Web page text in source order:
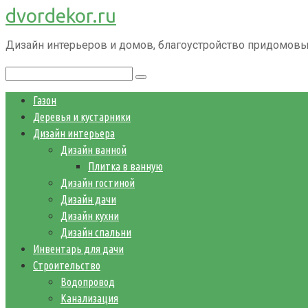
Перейти
к
контенту
dvordekor.ru
Дизайн интерьеров и домов, благоустройство
Газон
Деревья и кустарники
Дизайн интерьера
Дизайн ванной
Плитка в ванную
Дизайн гостиной
Дизайн дачи
Дизайн кухни
Дизайн спальни
Инвентарь для дачи
Строительство
Водопровод
Канализация